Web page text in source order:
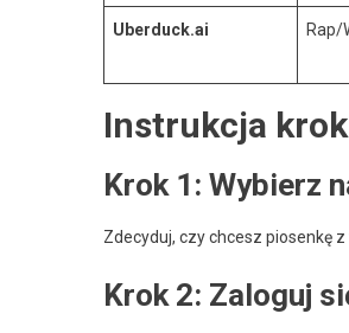
Uberduck.ai Rap/
Instrukcja
Krok 1: Wybierz
Zdecyduj, czy chcesz piosenkę z
Krok 2: Zaloguj